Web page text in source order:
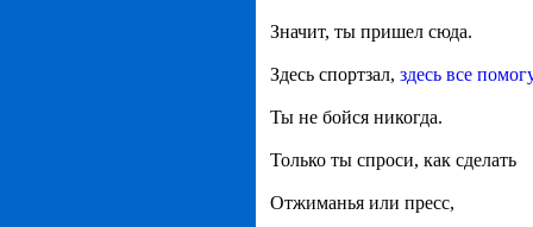
Значит, ты пришел сюда.
Здесь спортзал, здесь все
Ты не бойся никогда.
Только ты спроси, как сделать
Отжиманья или пресс,